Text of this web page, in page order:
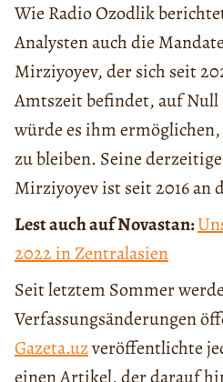
Wie Radio Ozodlik
Analysten auch die
Mirziyoyev, der sich seit
Amtszeit befindet, auf Null
würde es ihm
zu bleiben. Seine
Mirziyoyev ist seit 2016 an
Lest auch auf Novastan:
2022 in Zentralasien
Seit letztem Sommer
Verfassungsänderungen
Gazeta.uzveröffentlichte